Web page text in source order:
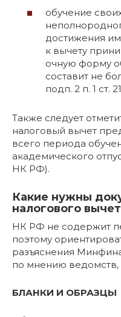
обучение
достижения
к вычету
очную форму
составит не
подп. 2 п. 1 ст.
Также следует
налоговый вычет
всего периода
академического
НК РФ).
Какие нужны
налогового
НК РФ не содержит
поэтому
разъяснения
по мнению ведомств,
БЛАНКИ И ОБРАЗЦЫ